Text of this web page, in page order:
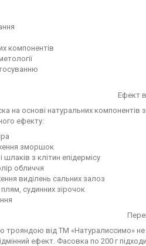
компонентів
Ефект
на основі натуральних
ефекту:
зморшок
шлаків з клітин епідермісу
обличчя
виділень сальних залоз
судинних зірочок
трояндою від ТМ «Натуралиссимо»
ефект. Фасовка по 200 г